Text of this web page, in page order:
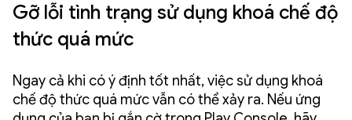
Gỡ lỗi tình trạng sử dụng khoá chế độ
thức quá mức
Ngay cả khi có ý định tốt nhất, việc sử dụng khoá
chế độ thức quá mức vẫn có thể xảy ra. Nếu ứng